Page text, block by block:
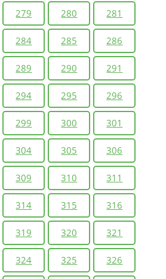
279 280 281
284 285 286
289 290 291
294 295 296
299 300 301
304 305 306
309 310 311
314 315 316
319 320 321
324 325 326